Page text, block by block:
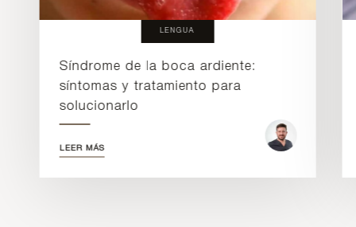
LENGUA
Síndrome de la boca ardiente:
síntomas y tratamiento para
solucionarlo
LEER MÁS